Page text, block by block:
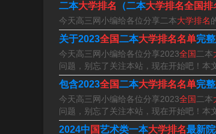
大学。北京师范大学。中国农业大学
5所有大学排名最新排名 2022年全
所985大学，其中北京985占据名额
34所985大学名单排名
5工程高校中排行第一的是清华大
二本大学排名 （二本大学排名全国排
今天高三网小编给各位分享二本大学排名
关于2023全国二本大学排名名单完
今天高三网小编给各位分享2023全国 二本
问题，别忘了关注本站，现在开始吧！本
包含2023全国二本大学排名名单完
今天高三网小编给各位分享2023全国 二本
问题，别忘了关注本站，现在开始吧！本
2024中 国艺术类一本大学排名最新